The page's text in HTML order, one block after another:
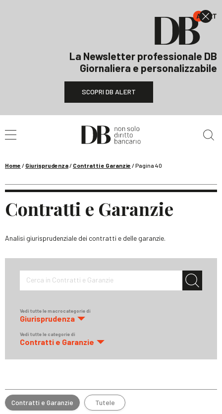
La Newsletter professionale DB
Giornaliera e personalizzabile
SCOPRI DB ALERT
Home / Giurisprudenza/ Contratti e Garanzie /Pagina 40
Contratti e Garanzie
Analisi giurisprudenziale dei contratti e delle garanzie.
Cerca in Contratti e Garanzie
Vedi tutte le macrocategorie di
Giurisprudenza
Vedi tutte le categorie di
Contratti e Garanzie
Contratti e Garanzie Tutele